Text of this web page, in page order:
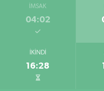
İMSAK
04:02
İKINDI
16:28